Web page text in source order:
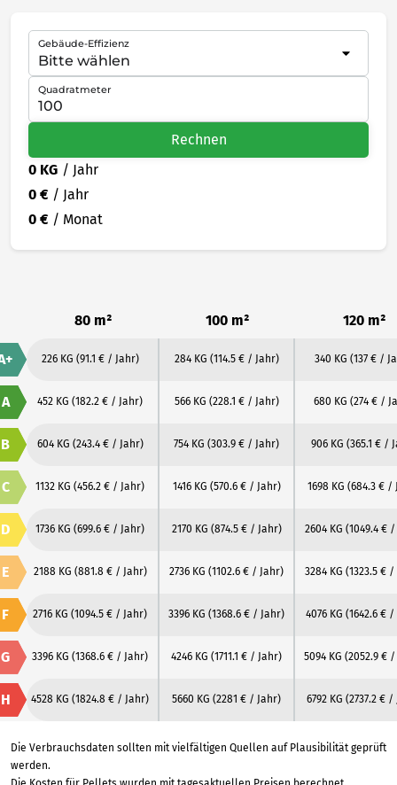
Gebäude-Effizienz
Quadratmeter
Rechnen
0 KG / Jahr
0 € / Jahr
0 € / Monat
80 m² 100 m² 120 m²
226 KG (91.1 € / Jahr) 284 KG (114.5 € / Jahr) 340 KG (137 € /
A 452 KG (182.2 € / Jahr) 566 KG (228.1 € / Jahr) 680 KG (274 € /
B 604 KG (243.4 € / Jahr) 754 KG (303.9 € / Jahr) 906 KG (365.1 € /
C 1132 KG (456.2 € / Jahr) 1416 KG (570.6 € / Jahr) 1698 KG (684.3 € /
D 1736 KG (699.6 € / Jahr) 2170 KG (874.5 € / Jahr) 2604 KG (1049.4 €
E 2188 KG (881.8 € / Jahr) 2736 KG (1102.6 € / Jahr) 3284 KG (1323.5 € /
F 2716 KG (1094.5 € / Jahr) 3396 KG (1368.6 € / Jahr) 4076 KG (1642.6 € /
G 3396 KG (1368.6 € / Jahr) 4246 KG (1711.1 € / Jahr) 5094 KG (2052.9 €
H 4528 KG (1824.8 € / Jahr) 5660 KG (2281 € / Jahr) 6792 KG (2737.2 € /
Die Verbrauchsdaten sollten mit vielfältigen Quellen auf Plausibilität geprüft
werden.